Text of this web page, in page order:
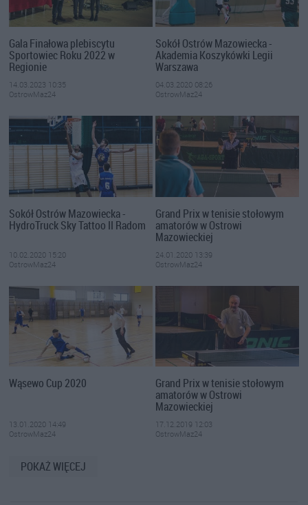
Gala Finałowa plebiscytu
Sportowiec Roku 2022 w
Regionie
14.03.2023 10:35
OstrowMaz24
Sokół Ostrów Mazowiecka -
Akademia Koszykówki Legii
Warszawa
04.03.2020 08:26
OstrowMaz24
Sokół Ostrów Mazowiecka -
HydroTruck Sky Tattoo II Radom
10.02.2020 15:20
OstrowMaz24
Grand Prix w tenisie stołowym
amatorów w Ostrowi
Mazowieckiej
24.01.2020 13:39
OstrowMaz24
Wąsewo Cup 2020
13.01.2020 14:49
OstrowMaz24
Grand Prix w tenisie stołowym
amatorów w Ostrowi
Mazowieckiej
17.12.2019 12:03
OstrowMaz24
POKAŻ WIĘCEJ